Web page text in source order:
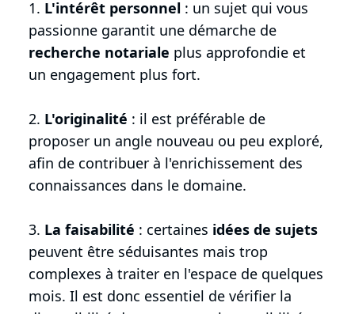
1. L'intérêt personnel : un sujet qui vous
passionne garantit une démarche de
recherche notariale plus approfondie et
un engagement plus fort.
2. L'originalité : il est préférable de
proposer un angle nouveau ou peu exploré,
afin de contribuer à l'enrichissement des
connaissances dans le domaine.
3. La faisabilité : certaines idées de sujets
peuvent être séduisantes mais trop
complexes à traiter en l'espace de quelques
mois. Il est donc essentiel de vérifier la